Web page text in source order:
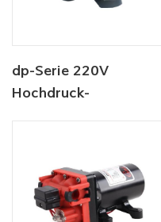
dp-Serie 220V
Hochdruck-